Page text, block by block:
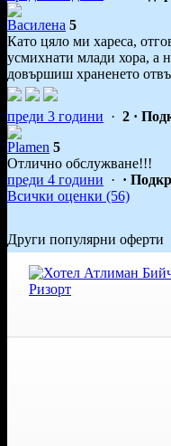
Василена 5
Като цяло ми хареса,
усмихнати млади хора, а
довършиш храненето
преди 3 години · 2 ·
Plamen 5
Отлично обслужване!!!
преди 4 години · ·
Всички оценки (56)
Други популярни оферти